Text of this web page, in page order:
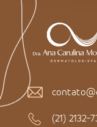
(21) 2132-